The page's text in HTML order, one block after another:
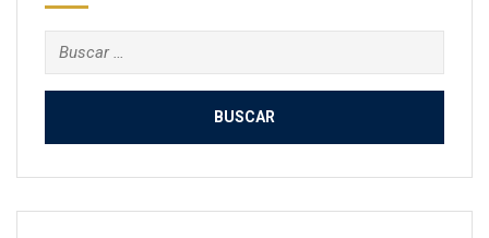
Buscar: